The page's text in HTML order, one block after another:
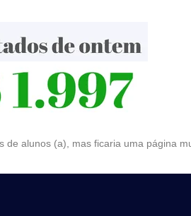
alunos (a), mas ficaria uma página